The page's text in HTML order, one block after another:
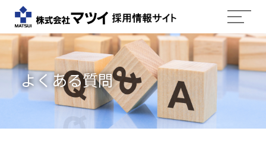
よくある質問